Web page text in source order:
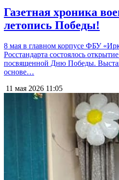
Газетная хроника
летопись Победы!
8 мая в главном корпусе ФБУ
Росстандарта состоялось
посвященной Дню Победы.
основе…
11 мая 2026 11:05